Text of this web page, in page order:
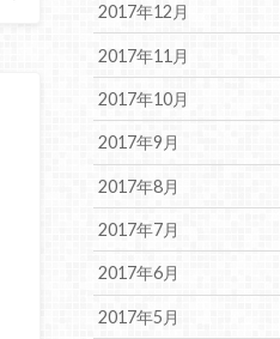
2017年12月
2017年11月
2017年10月
2017年9月
2017年8月
2017年7月
2017年6月
2017年5月